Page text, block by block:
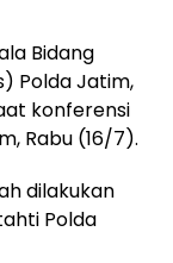
Bidang
Polda Jatim,
konferensi
Rabu (16/7).
dilakukan
Polda